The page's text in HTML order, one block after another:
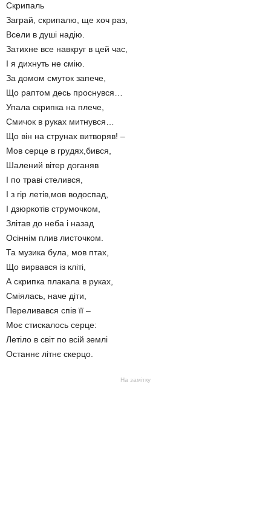
Скрипаль
Заграй, скрипалю, ще хоч раз,
Всели в душі надію.
Затихне все навкруг в цей час,
І я дихнуть не смію.
За домом смуток запече,
Що раптом десь проснувся…
Упала скрипка на плече,
Смичок в руках митнувся…
Що він на струнах витворяв! –
Мов серце в грудях,бився,
Шалений вітер доганяв
І по траві стелився,
І з гір летів,мов водоспад,
І дзюркотів струмочком,
Злітав до неба і назад
Осіннім плив листочком.
Та музика була, мов птах,
Що вирвався із кліті,
А скрипка плакала в руках,
Сміялась, наче діти,
Переливався спів її –
Моє стискалось серце:
Летіло в світ по всій землі
Останнє літнє скерцо.
На замітку